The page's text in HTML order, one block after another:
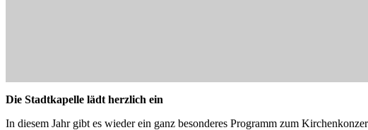
Die Stadtkapelle lädt herzlich ein
In diesem Jahr gibt es wieder ein ganz besonderes Programm zum